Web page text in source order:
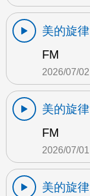
美的旋律
FM
2026/07/02
美的旋律
FM
2026/07/01
美的旋律